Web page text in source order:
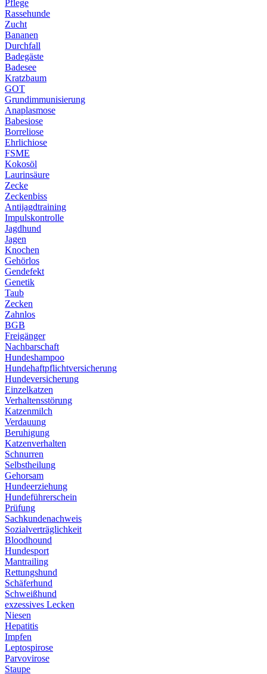
Pflege
Rassehunde
Zucht
Bananen
Durchfall
Badegäste
Badesee
Kratzbaum
GOT
Grundimmunisierung
Anaplasmose
Babesiose
Borreliose
Ehrlichiose
FSME
Kokosöl
Laurinsäure
Zecke
Zeckenbiss
Antijagdtraining
Impulskontrolle
Jagdhund
Jagen
Knochen
Gehörlos
Gendefekt
Genetik
Taub
Zecken
Zahnlos
BGB
Freigänger
Nachbarschaft
Hundeshampoo
Hundehaftpflichtversicherung
Hundeversicherung
Einzelkatzen
Verhaltensstörung
Katzenmilch
Verdauung
Beruhigung
Katzenverhalten
Schnurren
Selbstheilung
Gehorsam
Hundeerziehung
Hundeführerschein
Prüfung
Sachkundenachweis
Sozialverträglichkeit
Bloodhound
Hundesport
Mantrailing
Rettungshund
Schäferhund
Schweißhund
exzessives Lecken
Niesen
Hepatitis
Impfen
Leptospirose
Parvovirose
Staupe